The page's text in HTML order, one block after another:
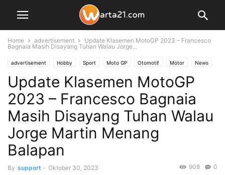
Home advertisement
Update Klasemen MotoGP 2023 – Francesco
Bagnaia Masih Disayang Tuhan Walau Jorge...
advertisement Hobby Sport Moto GP Otomotif Motor News
Bisnis Warta Bisnis
Update Klasemen MotoGP
2023 – Francesco Bagnaia
Masih Disayang Tuhan Walau
Jorge Martin Menang
Balapan
By support - Oktober 30, 2023 0
908